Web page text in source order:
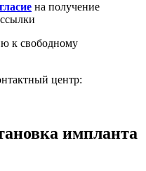
на получение
к свободному
центр:
импланта